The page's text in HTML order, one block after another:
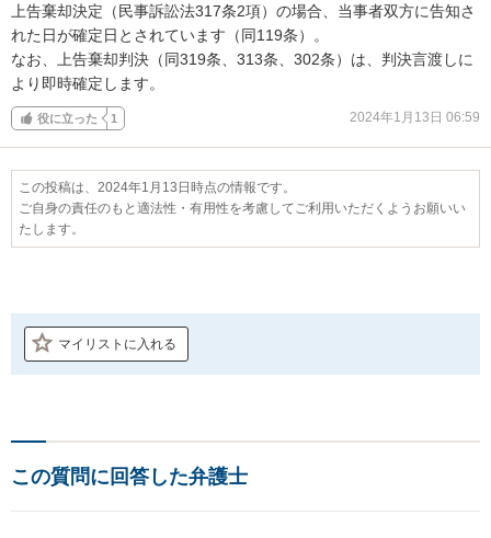
上告棄却決定（民事訴訟法317条2項）の場合、当事者双方に告知さ
れた日が確定日とされています（同119条）。
なお、上告棄却判決（同319条、313条、302条）は、判決言渡しに
より即時確定します。
役に立った 1 2024年1月13日 06:59
この投稿は、2024年1月13日時点の情報です。
ご自身の責任のもと適法性・有用性を考慮してご利用いただくようお願いい
たします。
マイリストに入れる
この質問に回答した弁護士